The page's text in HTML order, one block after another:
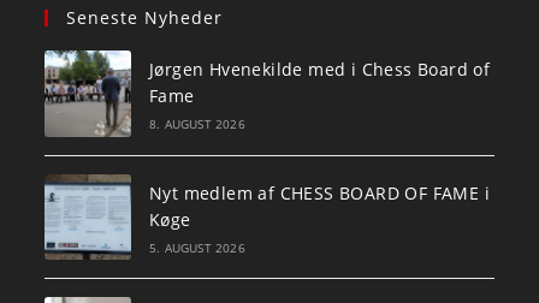
Seneste Nyheder
Jørgen Hvenekilde med i Chess Board of
Fame
8. AUGUST 2026
Nyt medlem af CHESS BOARD OF FAME i
Køge
5. AUGUST 2026